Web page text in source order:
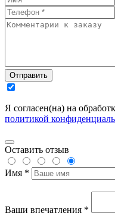
Отправить
Я согласен(на) на
политикой
Оставить отзыв
Имя *
Ваши впечатления *